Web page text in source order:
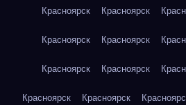
Красноярск Красноярск
Красноярск Красноярск
Красноярск Красноярск
Красноярск Красноярск